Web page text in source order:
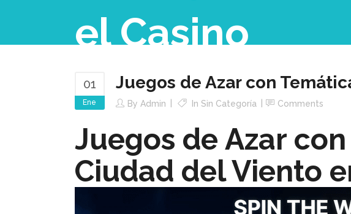
el Casino
01
Ene
Juegos de Azar con
By Admin In Sin Categoría Comments
Juegos de Azar
Ciudad del Viento